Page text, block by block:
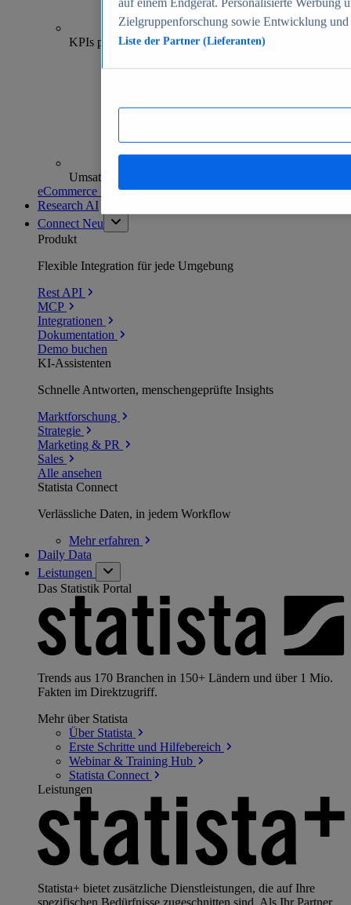
70+
KPIs pro Shop
Umsatzanalysen und -prognosen
eCommerce Insights entdecken
Research AI
Connect Neu
Produkt
Flexible Integration für jede Umgebung
Rest API
MCP
Integrationen
Dokumentation
Demo buchen
KI-Assistenten
Schnelle Antworten, menschengeprüfte Insights
Marktforschung
Strategie
Marketing & PR
Sales
Alle ansehen
Statista Connect
Verlässliche Daten, in jedem Workflow
Mehrerfahren
Daily Data
Leistungen
Das Statistik Portal
Trends aus 170 Branchen in 150+ Ländern und über 1 Mio.
Fakten im Direktzugriff.
Mehr über Statista
Über Statista
Erste Schritte und Hilfebereich
Webinar & Training Hub
Statista Connect
Leistungen
Statista+ bietet zusätzliche Dienstleistungen, die auf Ihre
spezifischen Bedürfnisse zugeschnitten sind. Als Ihr Partner
auf einem Endgerät. Personalisierte Werbung
Zielgruppenforschung sowie Entwicklung
Liste der Partner (Lieferanten)